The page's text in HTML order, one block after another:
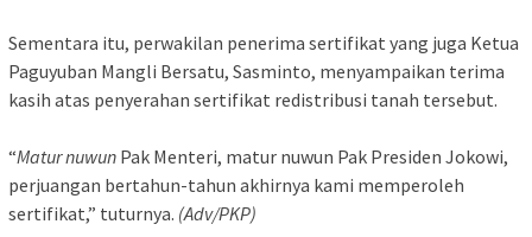
Sementara itu, perwakilan penerima sertifikat yang juga Ketua
Paguyuban Mangli Bersatu, Sasminto, menyampaikan terima
kasih atas penyerahan sertifikat redistribusi tanah tersebut.
“Maturnuwun Pak Menteri, matur nuwun Pak Presiden Jokowi,
perjuangan bertahun-tahun akhirnya kami memperoleh
sertifikat,” tuturnya. (Adv/PKP)